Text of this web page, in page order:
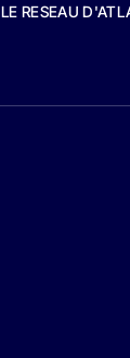
LE RESEAU